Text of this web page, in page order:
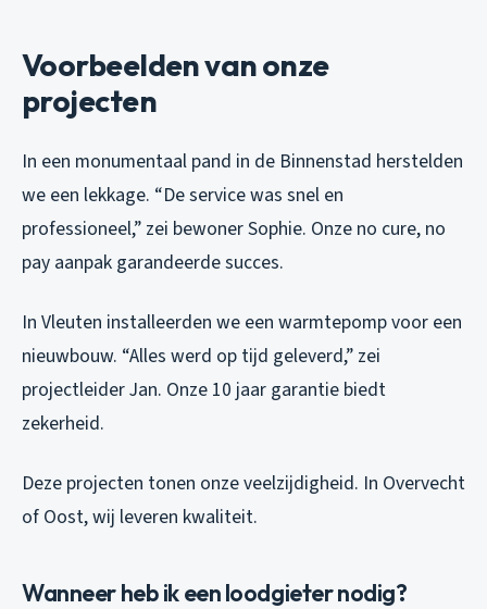
Voorbeelden van onze
projecten
In een monumentaal pand in de Binnenstad herstelden
we een lekkage. “De service was snel en
professioneel,” zei bewoner Sophie. Onze no cure, no
pay aanpak garandeerde succes.
In Vleuten installeerden we een warmtepomp voor een
nieuwbouw. “Alles werd op tijd geleverd,” zei
projectleider Jan. Onze 10 jaar garantie biedt
zekerheid.
Deze projecten tonen onze veelzijdigheid. In Overvecht
of Oost, wij leveren kwaliteit.
Wanneer heb ik een loodgieter nodig?